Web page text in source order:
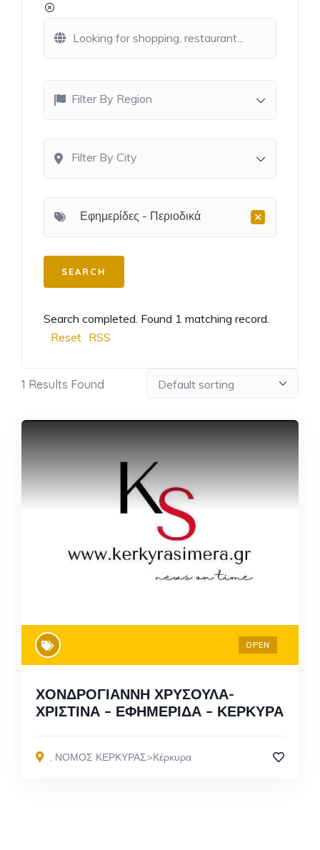
Filter By Region
Filter By City
×
Εφημερίδες - Περιοδικά
Search completed. Found 1 matching record.
Reset RSS
1 Results Found
OPEN
ΧΟΝΔΡΟΓΙΑΝΝΗ ΧΡΥΣΟΥΛΑ-
ΧΡΙΣΤΙΝΑ – ΕΦΗΜΕΡΙΔΑ – ΚΕΡΚΥΡΑ
, ΝΟΜΟΣ ΚΕΡΚΥΡΑΣ>Κέρκυρα